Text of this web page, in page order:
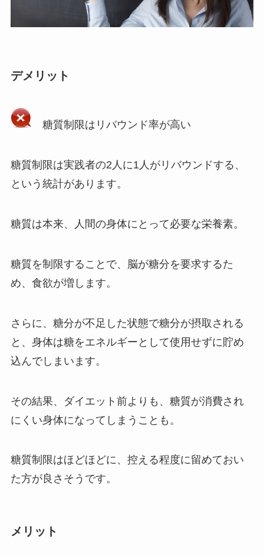
デメリット
糖質制限はリバウンド率が高い
糖質制限は実践者の2人に1人がリバウンドする、
という統計があります。
糖質は本来、人間の身体にとって必要な栄養素。
糖質を制限することで、脳が糖分を要求するた
め、食欲が増します。
さらに、糖分が不足した状態で糖分が摂取される
と、身体は糖をエネルギーとして使用せずに貯め
込んでしまいます。
その結果、ダイエット前よりも、糖質が消費され
にくい身体になってしまうことも。
糖質制限はほどほどに、控える程度に留めておい
た方が良さそうです。
メリット